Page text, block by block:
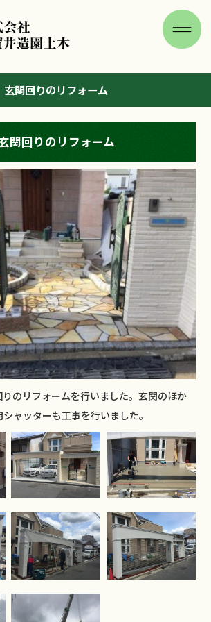
玄関回りのリフォーム
関回りのリフォーム
のリフォームを行いました。玄関のほか
ャッターも工事を行いました。